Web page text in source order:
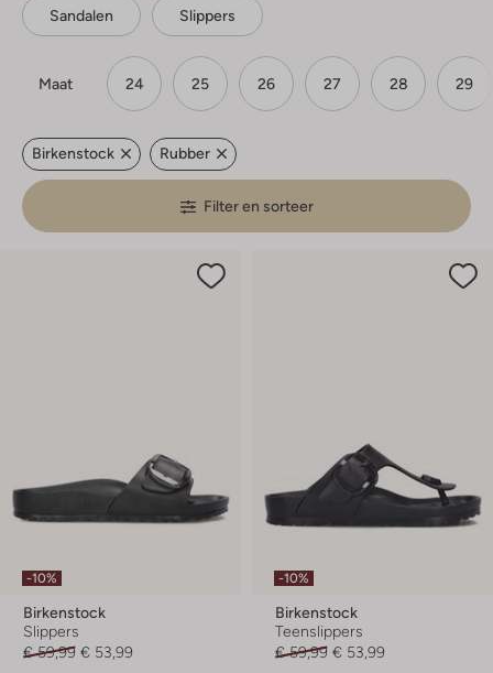
Sandalen Slippers
Maat 24 25 26 27 28 29
Birkenstock Rubber
Filter en sorteer
-10%
Birkenstock
Slippers
€ 59,99 € 53,99
-10%
Birkenstock
Teenslippers
€ 59,99 € 53,99